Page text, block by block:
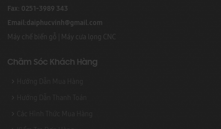
Fax: 0251-3989 343
Email:daiphucvinh@gmail.com
Máy chế biến gỗ Máy cưa lọng CNC
Chăm Sóc Khách Hàng